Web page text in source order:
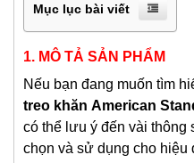
Mục lục bài viết
1. MÔ TẢ SẢN PHẨM
Nếu bạn đang muốn tìm
treo khăn American
có thể lưu ý đến vài
chọn và sử dụng cho hiệu